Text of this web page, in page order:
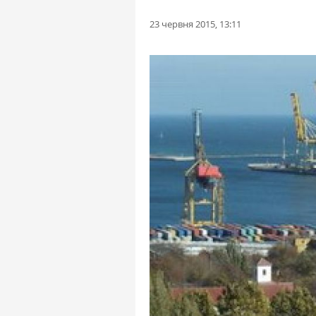
23 червня 2015, 13:11